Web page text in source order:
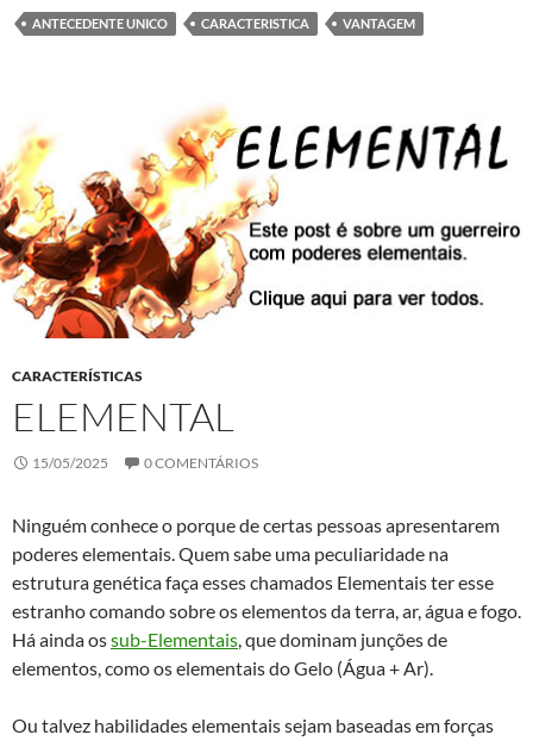
ANTECEDENTE UNICO CARACTERISTICA VANTAGEM
CARACTERÍSTICAS
ELEMENTAL
15/05/2025 0 COMENTÁRIOS
Ninguém conhece o porque de certas pessoas apresentarem
poderes elementais. Quem sabe uma peculiaridade na
estrutura genética faça esses chamados Elementais ter esse
estranho comando sobre os elementos da terra, ar, água e fogo.
Há ainda ossub-Elementais, que dominam junções de
elementos, como os elementais do Gelo (Água + Ar).
Ou talvez habilidades elementais sejam baseadas em forças